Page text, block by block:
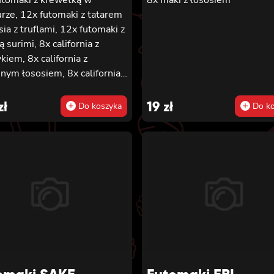
12x futomaki z tatarem
z truflami, 12x futomaki z
surimi, 8x california z
8x california z
łososiem, 8x california z
wakame, 8x hosomaki z
8x hosomaki z
tofu, 8x hosomaki z
łososiem i 8x hosomaki
Do koszyka 19 zł Do